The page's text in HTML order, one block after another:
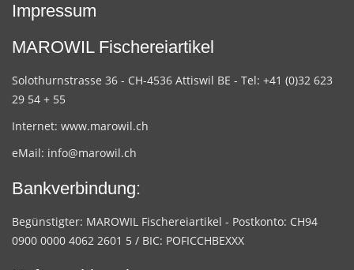
Impressum
MAROWIL Fischereiartikel
Solothurnstrasse 36 - CH-4536 Attiswil BE - Tel: +41 (0)32 623
29 54 + 55
Internet: www.marowil.ch
eMail: info@marowil.ch
Bankverbindung:
Begünstigter: MAROWIL Fischereiartikel - Postkonto: CH94
0900 0000 4062 2601 5 / BIC: POFICCHBEXXX